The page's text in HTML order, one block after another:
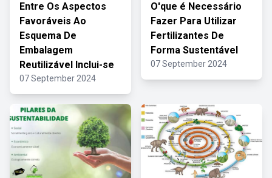
Entre Os Aspectos
Favoráveis Ao
Esquema De
Embalagem
Reutilizável Inclui-se
07 September 2024
O'que é Necessário
Fazer Para Utilizar
Fertilizantes De
Forma Sustentável
07 September 2024